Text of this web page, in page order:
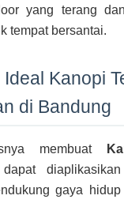
yang terang
tempat bersantai.
Kanopi
di Bandung
membuat
dapat
gaya